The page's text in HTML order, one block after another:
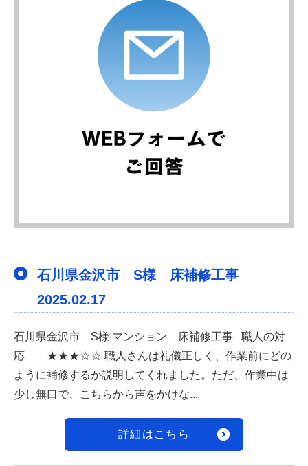
石川県金沢市 S様 床補修工事
2025.02.17
石川県金沢市 S様 マンション 床補修工事 職人の対
応 ★★★☆☆ 職人さんは礼儀正しく、作業前にどの
ように補修するか説明してくれました。ただ、作業中は
少し無口で、こちらから声をかけな...
詳細はこちら